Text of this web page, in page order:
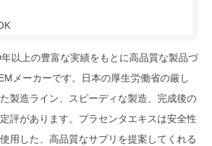
以上の豊富な実績をもとに高品質な製品づ
メーカーです。日本の厚生労働省の厳し
製造ライン、スピーディな製造、完成後の
評があります。プラセンタエキスは安全性
用した、高品質なサプリを提案してくれる